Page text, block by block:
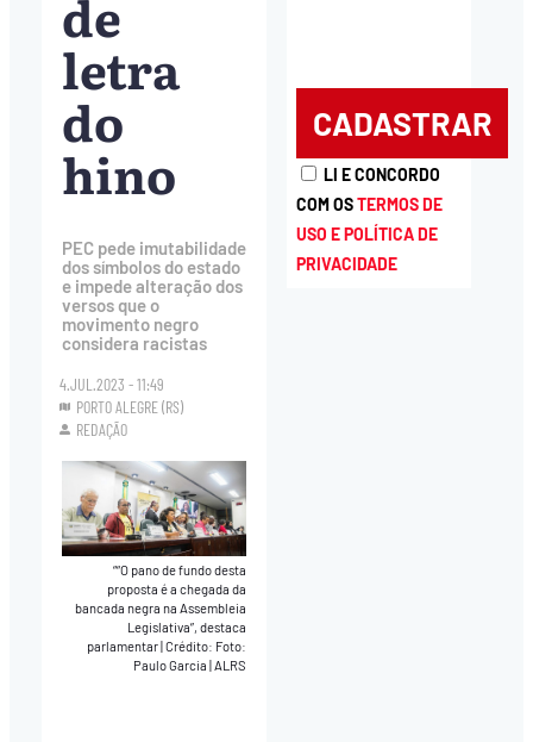
de
letra
do
hino
PEC pede imutabilidade
dos símbolos do estado
e impede alteração dos
versos que o
movimento negro
considera racistas
4.JUL.2023 - 11:49
PORTO ALEGRE (RS)
REDAÇÃO
““O pano de fundo desta
proposta é a chegada da
bancada negra na Assembleia
Legislativa”, destaca
parlamentar Crédito: Foto:
Paulo Garcia | ALRS
LI E CONCORDO
COM OSTERMOS DE
USO E POLÍTICA DE
PRIVACIDADE